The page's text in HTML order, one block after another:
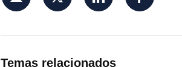
Temas relacionados